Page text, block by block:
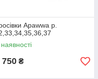
Apawwa р.
750 ₴